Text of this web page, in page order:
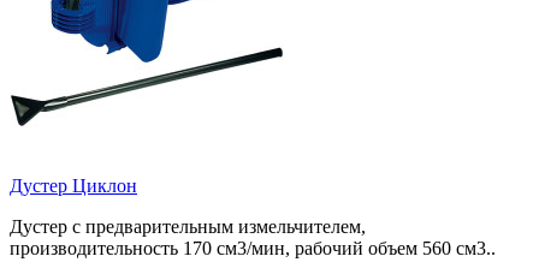
Дустер Циклон
Дустер с предварительным измельчителем,
производительность 170 см3/мин, рабочий объем 560 см3..